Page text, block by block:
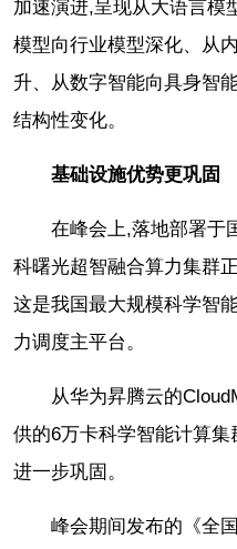
加速演进,呈现从大语言模
模型向行业模型深化、从
升、从数字智能向具身智
结构性变化。
基础设施优势更巩固
在峰会上,落地部署于
科曙光超智融合算力集群
这是我国最大规模科学智
力调度主平台。
从华为昇腾云的
供的6万卡科学智能计算
进一步巩固。
峰会期间发布的《全